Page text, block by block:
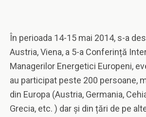
În perioada 14-15 mai 2014, s-a
Austria, Viena, a 5-a Conferință
Managerilor Energetici Europeni,
au participat peste 200 persoane,
din Europa (Austria, Germania,
Grecia, etc. ) dar și din țări de pe